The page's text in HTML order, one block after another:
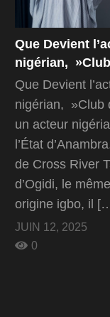
Que Devient
nigérian,
Que Devient
nigérian, »Club
un acteur
l’État
de Cross River
d’Ogidi, le
origine igbo, il
JUIN 12, 2025
0